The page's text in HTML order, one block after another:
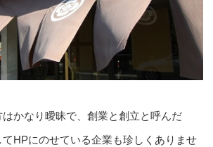
はかなり曖昧で、創業と創立と呼んだ
てHPにのせている企業も珍しくありませ